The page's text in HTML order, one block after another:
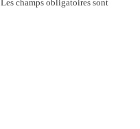
Les champs obligatoires sont